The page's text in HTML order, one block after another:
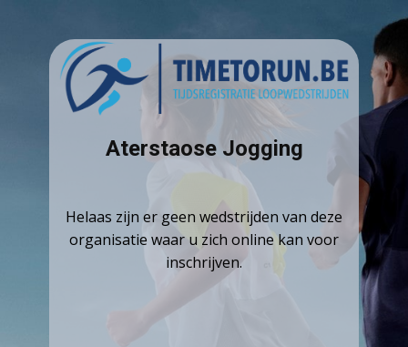
Aterstaose Jogging
Helaas zijn er geen wedstrijden van deze
organisatie waar u zich online kan voor
inschrijven.